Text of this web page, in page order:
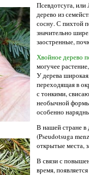
Псевдотсуга, или
дерево из
сосну. С пихтой
значительно
заостренные,
Хвойное дерево
могучее
У дерева
переходящая в
с тонкими,
необычной
особенно
В нашей стране в
(Pseudotsuga
открытые места,
В связи с
время,